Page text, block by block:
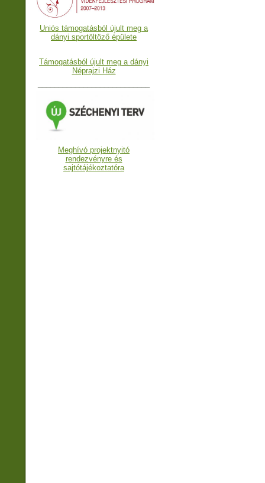
Uniós támogatásból újult meg a
dányi sportöltöző épülete
Támogatásból újult meg a dányi
Néprajzi Ház
Meghívó projektnyitó
rendezvényre és
sajtótájékoztatóra